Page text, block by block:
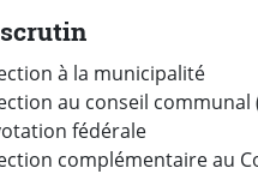
à la municipalité
au conseil
fédérale
complémentaire au